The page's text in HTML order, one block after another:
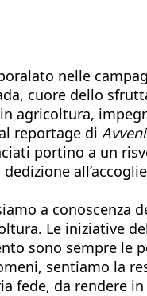
nelle
cuore dello
agricoltura,
reportage di
portino a un
a conoscenza
Le iniziative
sono sempre le
sentiamo la
fede, da rendere